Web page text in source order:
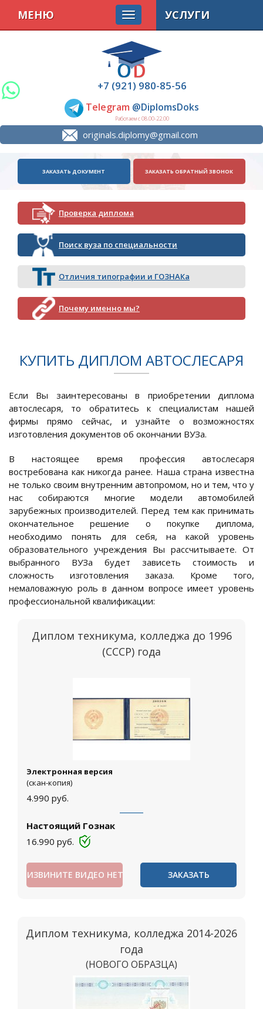
+7 (921) 980-85-56
Telegram @DiplomsDoks
Работаем с 08.00-22.00
originals.diplomy@gmail.com
МЕНЮ
ЗАКАЗАТЬ ДОКУМЕНТ ЗАКАЗАТЬ ОБРАТНЫЙ ЗВОНОК
Проверка диплома
Поиск вуза по специальности
Отличия типографии и ГОЗНАКа
Почему именно мы?
УСЛУГИ
КУПИТЬ ДИПЛОМ АВТОСЛЕСАРЯ
Если Вы заинтересованы в приобретении диплома
автослесаря, то обратитесь к специалистам нашей
фирмы прямо сейчас, и узнайте о возможностях
изготовления документов об окончании ВУЗа.
В настоящее время профессия автослесаря
востребована как никогда ранее. Наша страна известна
не только своим внутренним автопромом, но и тем, что у
нас собираются многие модели автомобилей
зарубежных производителей. Перед тем как принимать
окончательное решение о покупке диплома,
необходимо понять для себя, на какой уровень
образовательного учреждения Вы рассчитываете. От
выбранного ВУЗа будет зависеть стоимость и
сложность изготовления заказа. Кроме того,
немаловажную роль в данном вопросе имеет уровень
профессиональной квалификации:
Диплом техникума, колледжа до 1996
(СССР) года
Электронная версия
(скан-копия)
4.990 руб.
Настоящий Гознак
16.990 руб.
ИЗВИНИТЕ ВИДЕО НЕТ ЗАКАЗАТЬ
Диплом техникума, колледжа 2014-2026
года
(НОВОГО ОБРАЗЦА)
Москва